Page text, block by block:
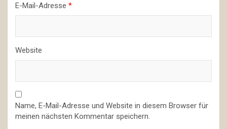
E-Mail-Adresse *
Website
Name, E-Mail-Adresse und Website in diesem Browser für
meinen nächsten Kommentar speichern.